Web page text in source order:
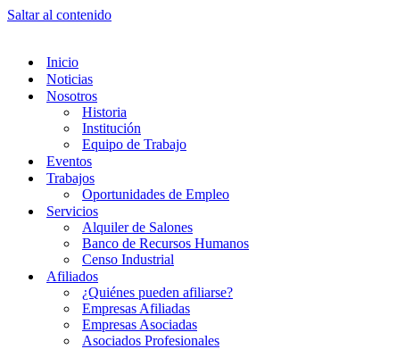
Saltar al contenido
Inicio
Noticias
Nosotros
Historia
Institución
Equipo de Trabajo
Eventos
Trabajos
Oportunidades de Empleo
Servicios
Alquiler de Salones
Banco de Recursos Humanos
Censo Industrial
Afiliados
¿Quiénes pueden afiliarse?
Empresas Afiliadas
Empresas Asociadas
Asociados Profesionales